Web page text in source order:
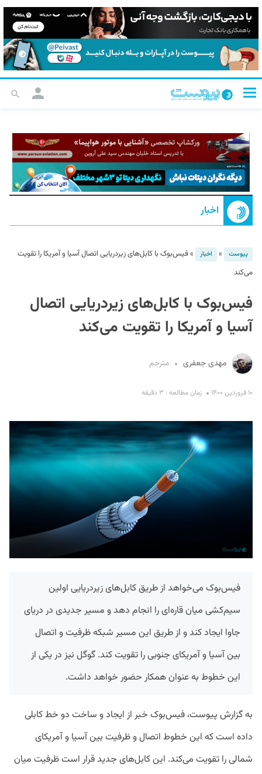
اخبار
پیوست » اخبار »فیس‌بوک با کابل‌های زیردریایی اتصال آسیا و آمریکا را تقویت
می‌کند
فیس‌بوک با کابل‌های زیردریایی اتصال
آسیا و آمریکا را تقویت می‌کند
مهدی جعفری مترجم
۱۰ فروردین ۱۴۰۰ زمان مطالعه : ۳ دقیقه
فیس‌بوک می‌خواهد از طریق کابل‌های زیردریایی اولین
سیم‌کشی میان قاره‌ای را انجام دهد و مسیر جدیدی در دریای
جاوا ایجاد کند و از طریق این مسیر شبکه ظرفیت و اتصال
بین آسیا و آمریکای جنوبی را تقویت کند. گوگل نیز در یکی از
این خطوط به عنوان همکار حضور خواهد داشت.
به گزارش پیوست، فیس‌بوک خبر از ایجاد و ساخت دو خط کابلی
داده است که این خطوط اتصال و ظرفیت بین آسیا و آمریکای
شمالی را تقویت می‌کند. این کابل‌های جدید قرار است ظرفیت میان